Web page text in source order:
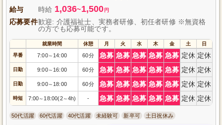
給与 時給 1,036~1,500 円
応募要件歓迎: 介護福祉士、実務者研修、初任者研修 ※無資格
の方でも応募可能です。
就業時間 休憩 月 火 水 木 金 土 日
早番 7:00～ 14:00 60分 急募 急募 急募 急募 急募 定休 定休
日勤 9:00～ 16:00 60分 急募 急募 急募 急募 急募 定休 定休
日勤 9:00～ 18:00 60分 急募 急募 急募 急募 急募 定休 定休
時短 7:00～ 18:00(2～4h) - 急募 急募 急募 急募 急募 定休 定休
50代活躍 60代活躍 40代活躍 未経験可 新卒可 土日祝休み